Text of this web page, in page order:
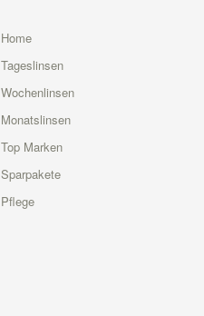
Home
Tageslinsen
Wochenlinsen
Monatslinsen
Top Marken
Sparpakete
Pflege